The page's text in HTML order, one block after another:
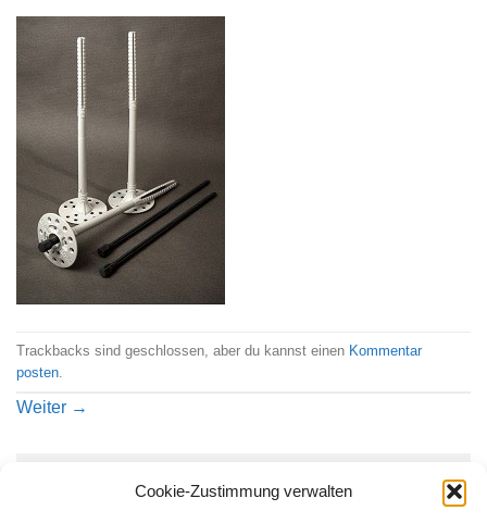
Cookie-Zustimmung verwalten
Trackbacks sind geschlossen, aber du kannst einen Kommentar
posten
Weiter →
Schreibe einen Kommentar